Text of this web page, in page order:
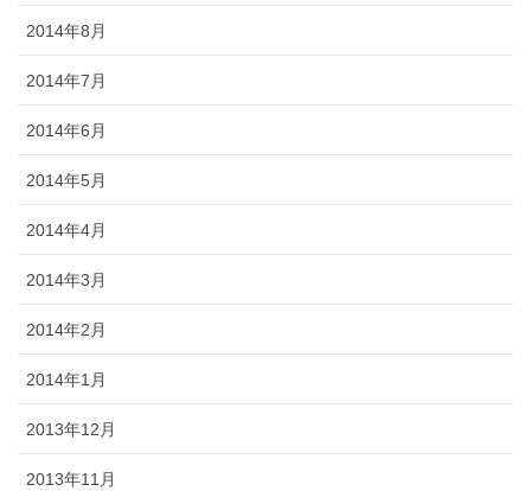
2014年8月
2014年7月
2014年6月
2014年5月
2014年4月
2014年3月
2014年2月
2014年1月
2013年12月
2013年11月